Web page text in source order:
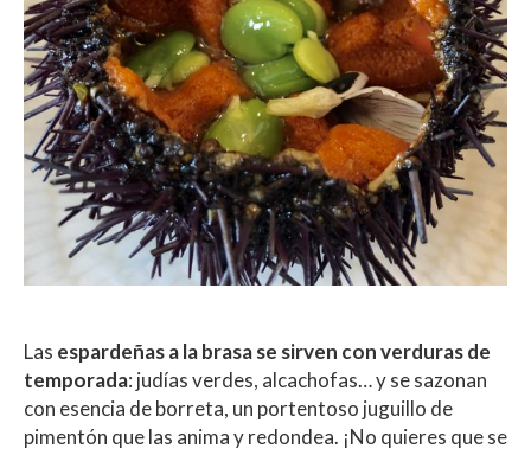
Las espardeñas a la brasa se sirven con verduras de
temporada: judías verdes, alcachofas… y se sazonan
con esencia de borreta, un portentoso juguillo de
pimentón que las anima y redondea. ¡No quieres que se